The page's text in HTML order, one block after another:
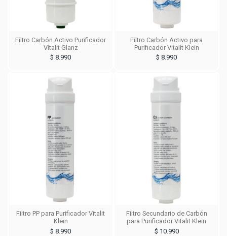
Filtro Carbón Activo Purificador
Vitalit Glanz
$ 8.990
Filtro Carbón Activo para
Purificador Vitalit Klein
$ 8.990
Filtro PP para Purificador Vitalit
Klein
$ 8.990
Filtro Secundario de Carbón
para Purificador Vitalit Klein
$ 10.990